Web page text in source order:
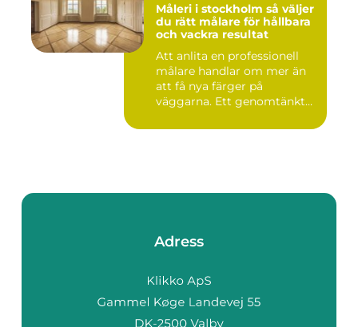
Måleri i stockholm så väljer
du rätt målare för hållbara
och vackra resultat
Att anlita en professionell
målare handlar om mer än
att få nya färger på
väggarna. Ett genomtänkt
Adress